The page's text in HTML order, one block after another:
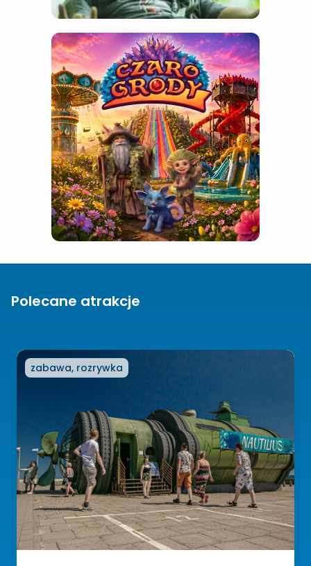
Polecane atrakcje
zabawa, rozrywka